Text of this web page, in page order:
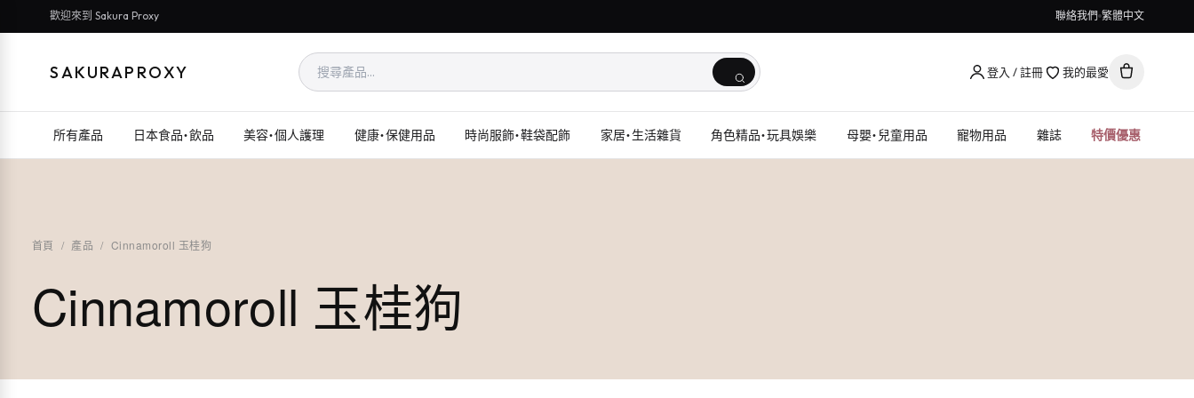
歡迎來到 Sakura Proxy 聯絡我們 繁體中文
SAKURAPROXY 登入 / 註冊 我的最愛
所有產品 日本食品・飲品 美容・個人護理 健康・保健用品 時尚服飾・鞋袋配飾 家居・生活雜貨 角色精品・玩具娛樂 母嬰・兒童用品 寵物用品 雜誌 特價優惠
首頁 / 產品 / Cinnamoroll 玉桂狗
Cinnamoroll 玉桂狗